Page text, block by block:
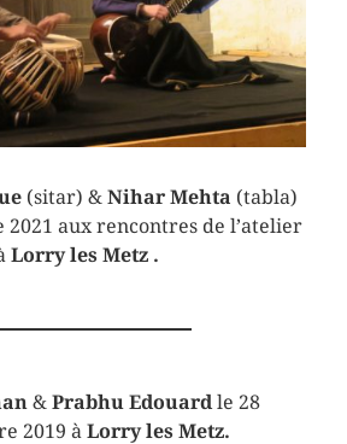
(sitar) & Nihar Mehta (tabla)
aux rencontres de l’atelier
Lorry les Metz .
& Prabhu Edouardle 28
2019 àLorry les Metz.